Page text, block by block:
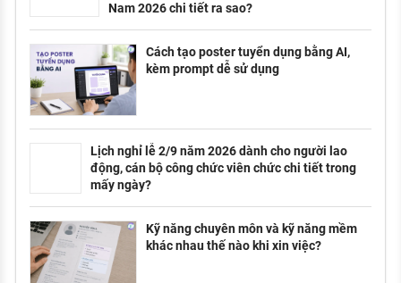
Nam 2026 chi tiết ra sao?
Cách tạo poster tuyển dụng bằng AI,
kèm prompt dễ sử dụng
Lịch nghỉ lễ 2/9 năm 2026 dành cho người lao
động, cán bộ công chức viên chức chi tiết trong
mấy ngày?
Kỹ năng chuyên môn và kỹ năng mềm
khác nhau thế nào khi xin việc?